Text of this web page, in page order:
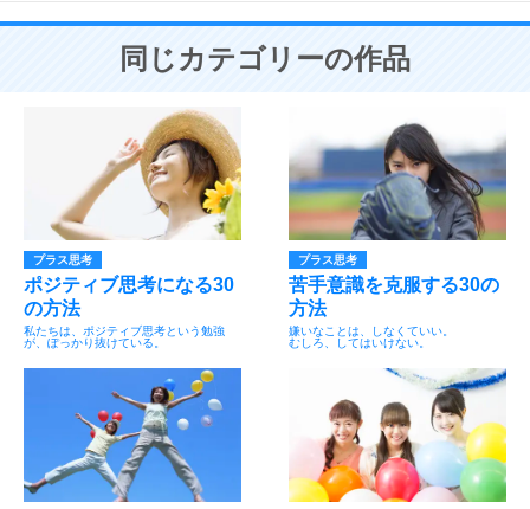
同じカテゴリーの作品
プラス思考
ポジティブ思考になる30
の方法
私たちは、ポジティブ思考という勉強
が、ぽっかり抜けている。
プラス思考
苦手意識を克服する30の
方法
嫌いなことは、しなくていい。
むしろ、してはいけない。